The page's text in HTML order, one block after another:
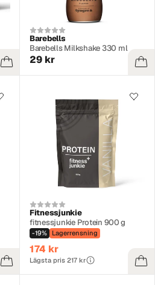
Barebells
Barebells Milkshake 330 ml
29 kr
Fitnessjunkie
fitnessjunkie Protein 900 g
-19% Lagerrensning
174 kr
Lägsta pris 217 kr